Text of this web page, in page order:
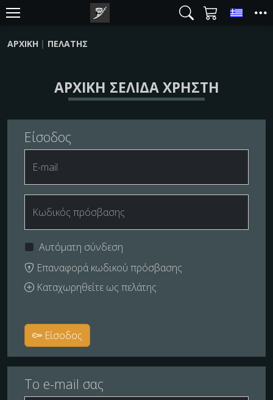
ΑΡΧΙΚΉ ΠΕΛΆΤΗΣ
ΑΡΧΙΚΉ ΣΕΛΊΔΑ ΧΡΉΣΤΗ
Είσοδος
E-mail
Κωδικός πρόσβασης
Αυτόματη σύνδεση
Επαναφορά κωδικού πρόσβασης
Καταχωρηθείτε ως πελάτης
Είσοδος
Το e-mail σας